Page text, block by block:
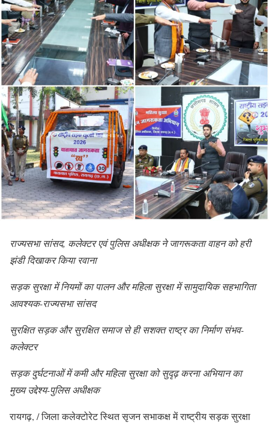
राज्यसभा सांसद, कलेक्टर एवं पुलिस अधीक्षक ने जागरूकता वाहन को हरी
झंडी दिखाकर किया रवाना
सड़क सुरक्षा में नियमों का पालन और महिला सुरक्षा में सामुदायिक सहभागिता
आवश्यक-राज्यसभा सांसद
सुरक्षित सड़क और सुरक्षित समाज से ही सशक्त राष्ट्र का निर्माण संभव-
कलेक्टर
सड़क दुर्घटनाओं में कमी और महिला सुरक्षा को सुदृढ़ करना अभियान का
मुख्य उद्देश्य-पुलिस अधीक्षक
रायगढ़, / जिला कलेक्टोरेट स्थित सृजन सभाकक्ष में राष्ट्रीय सड़क सुरक्षा